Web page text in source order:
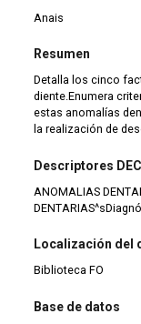
Anais
Resumen
Detalla los cinco
diente.Enumera
estas anomalías
la realización de
Descriptores
ANOMALIAS
Localización del
Biblioteca FO
Base de datos